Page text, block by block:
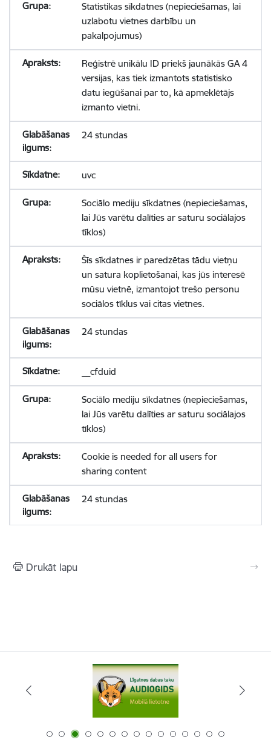
Statistikas sīkdatnes (nepieciešamas, lai
uzlabotu vietnes darbību un
pakalpojumus)
Reģistrē unikālu ID priekš jaunākās GA 4
versijas, kas tiek izmantots statistisko
datu iegūšanai par to, kā apmeklētājs
izmanto vietni.
24 stundas
uvc
Sociālo mediju sīkdatnes (nepieciešamas,
lai Jūs varētu dalīties ar saturu sociālajos
tīklos)
Šīs sīkdatnes ir paredzētas tādu vietņu
un satura koplietošanai, kas jūs interesē
mūsu vietnē, izmantojot trešo personu
sociālos tīklus vai citas vietnes.
24 stundas
__cfduid
Sociālo mediju sīkdatnes (nepieciešamas,
lai Jūs varētu dalīties ar saturu sociālajos
tīklos)
Cookie is needed for all users for
sharing content
24 stundas
Drukāt lapu